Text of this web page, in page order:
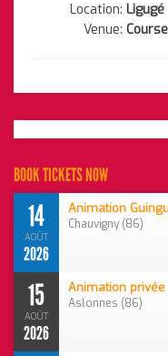
Location: Ligugé
Venue:
BOOK TICKETS NOW
14
AOÛT
2026
Animation
Chauvigny (86)
15
AOÛT
2026
Animation privée
Aslonnes (86)